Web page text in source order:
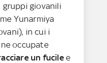
gruppi giovanili
Yunarmiya
in cui i
occupate
un fucilee